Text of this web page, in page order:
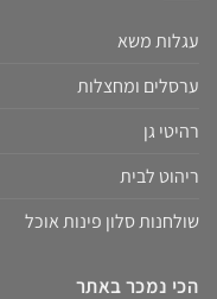
עגלות משא
ערסלים ומחצלות
רהיטי גן
ריהוט לבית
שולחנות סלון פינות אוכל
הכי נמכר באתר